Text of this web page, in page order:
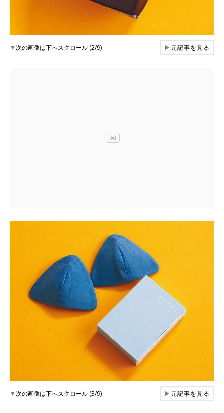
▼次の画像は下へスクロール (2/9) ▶元記事を見る
▼次の画像は下へスクロール (3/9) ▶元記事を見る